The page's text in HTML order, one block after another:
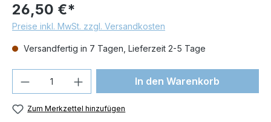
26,50 €*
Preise inkl. MwSt. zzgl. Versandkosten
Versandfertig in 7 Tagen, Lieferzeit 2-5 Tage
Produkt Anzahl: Gib denIn den Warenkorb
Zum Merkzettel hinzufügen